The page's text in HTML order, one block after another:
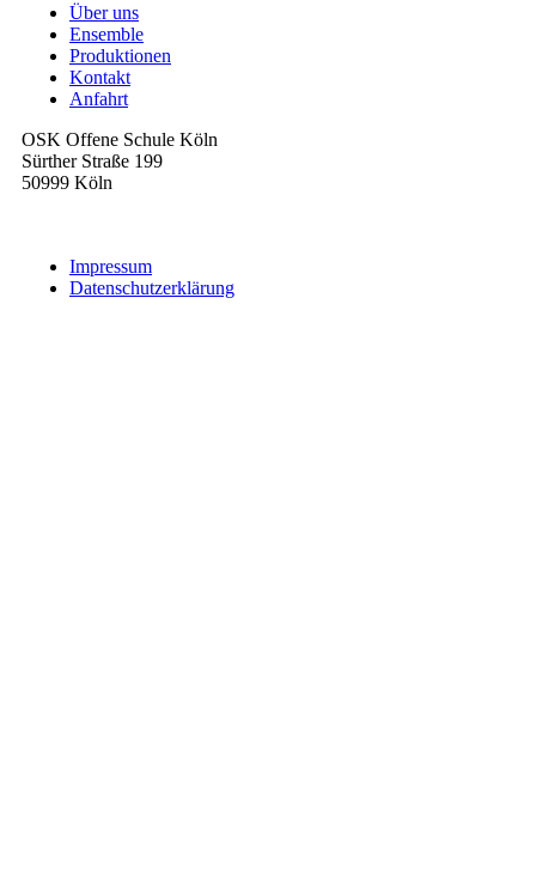
Über uns
Ensemble
Produktionen
Kontakt
Anfahrt
OSK Offene Schule Köln
Sürther Straße 199
50999 Köln
Impressum
Datenschutzerklärung